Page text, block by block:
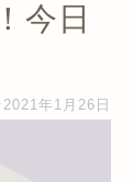
今日
年1月26日